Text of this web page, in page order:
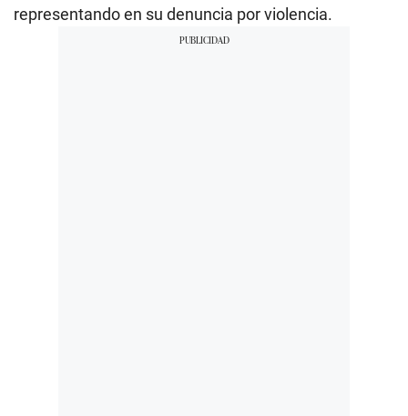
representando en su denuncia por violencia.